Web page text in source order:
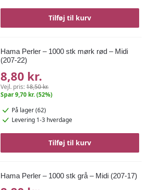
Tilføj til kurv
Hama Perler – 1000 stk mørk rød – Midi
(207-22)
8,80 kr.
Vejl. pris:18,50 kr.
Spar 9,70 kr. (52%)
På lager (62)
Levering 1-3 hverdage
Tilføj til kurv
Hama Perler – 1000 stk grå – Midi (207-17)